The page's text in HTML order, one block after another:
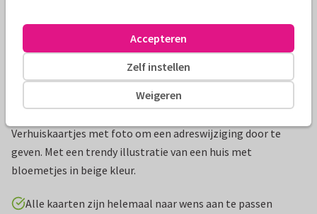
Productinformatie
Verhuiskaartjes met foto om een adreswijziging door te
geven. Met een trendy illustratie van een huis met
bloemetjes in beige kleur.
Alle kaarten zijn helemaal naar wens aan te passen
Weigeren
Zelf instellen
Accepteren